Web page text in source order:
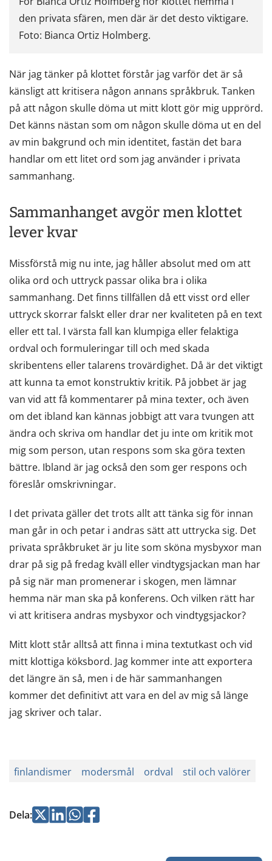
den privata sfären, men där är det desto viktigare.
Foto: Bianca Ortiz Holmberg.
När jag tänker på klottet förstår jag varför det är så
känsligt att kritisera någon annans språkbruk. Tanken
på att någon skulle döma ut mitt klott gör mig upprörd.
Det känns nästan som om någon skulle döma ut en del
av min bakgrund och min identitet, fastän det bara
handlar om ett litet ord som jag använder i privata
sammanhang.
Sammanhanget avgör men klottet
lever kvar
Missförstå mig nu inte, jag håller absolut med om att
olika ord och uttryck passar olika bra i olika
sammanhang. Det finns tillfällen då ett visst ord eller
uttryck skorrar falskt eller drar ner kvaliteten på en text
eller ett tal. I värsta fall kan klumpiga eller felaktiga
ordval och formuleringar till och med skada
skribentens eller talarens trovärdighet. Då är det viktigt
att kunna ta emot konstruktiv kritik. På jobbet är jag
van vid att få kommentarer på mina texter, och även
om det ibland kan kännas jobbigt att vara tvungen att
ändra och skriva om handlar det ju inte om kritik mot
mig som person, utan respons som ska göra texten
bättre. Ibland är jag också den som ger respons och
föreslår omskrivningar.
I det privata gäller det trots allt att tänka sig för innan
man går in och petar i andras sätt att uttrycka sig. Det
privata språkbruket är ju lite som sköna mysbyxor man
drar på sig på fredag kväll eller vindtygsjackan man har
på sig när man promenerar i skogen, men lämnar
hemma när man ska på konferens. Och vilken rätt har
vi att kritisera andras mysbyxor och vindtygsjackor?
Mitt klott står alltså att finna i mina textutkast och vid
mitt klottiga köksbord. Jag kommer inte att exportera
det längre än så, men i de här sammanhangen
kommer det definitivt att vara en del av mig så länge
jag skriver och talar.
finlandismer modersmål ordval stil och valörer
Dela:Jaa Jaa Jaa
Jaa